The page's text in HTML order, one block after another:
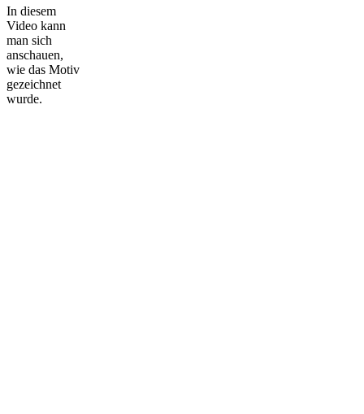
In diesem
Video kann
man sich
anschauen,
wie das Motiv
gezeichnet
wurde.